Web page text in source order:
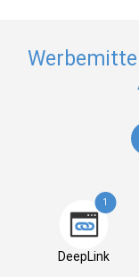
1
DeepLink